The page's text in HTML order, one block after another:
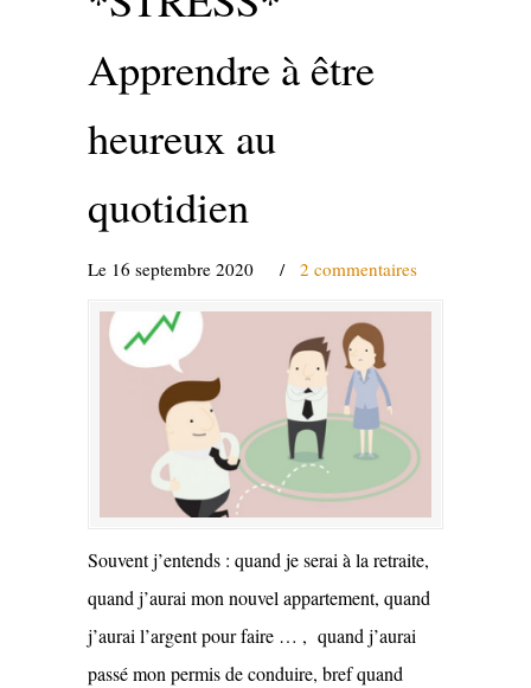
Apprendre à être
heureux au
quotidien
Le 16 septembre 2020 / 2 commentaires
Souvent j’entends : quand je serai à la retraite,
quand j’aurai mon nouvel appartement, quand
j’aurai l’argent pour faire … , quand j’aurai
passé mon permis de conduire, bref quand